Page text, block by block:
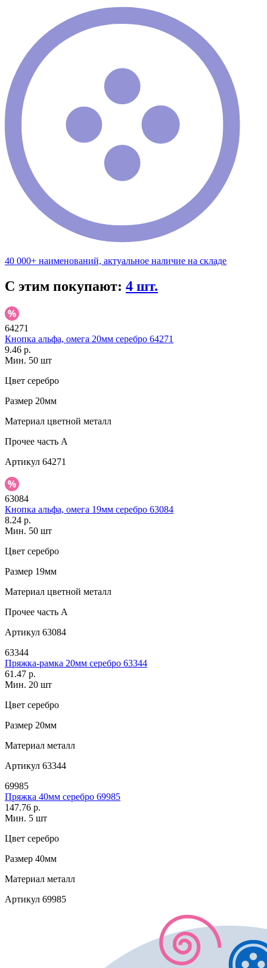
40 000+ наименований, актуальное наличие на складе
С этим покупают: 4 шт.
64271
Кнопка альфа, омега 20мм серебро 64271
9.46 р.
Мин. 50 шт
Цвет серебро
Размер 20мм
Материал цветной металл
Прочее часть A
Артикул 64271
63084
Кнопка альфа, омега 19мм серебро 63084
8.24 р.
Мин. 50 шт
Цвет серебро
Размер 19мм
Материал цветной металл
Прочее часть A
Артикул 63084
63344
Пряжка-рамка 20мм серебро 63344
61.47 р.
Мин. 20 шт
Цвет серебро
Размер 20мм
Материал металл
Артикул 63344
69985
Пряжка 40мм серебро 69985
147.76 р.
Мин. 5 шт
Цвет серебро
Размер 40мм
Материал металл
Артикул 69985